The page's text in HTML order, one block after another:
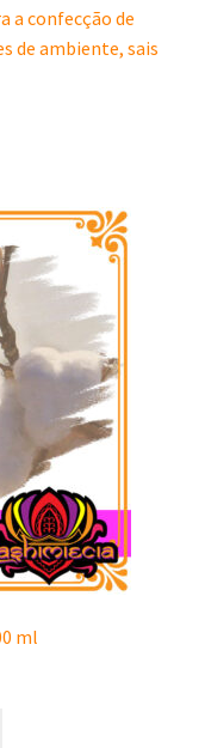
a confecção de
de ambiente, sais
ml